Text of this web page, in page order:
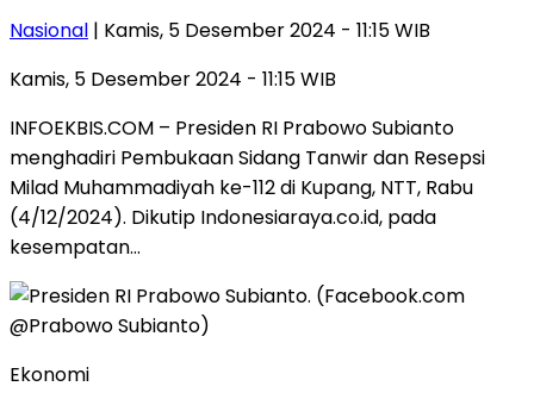
Nasional | Kamis, 5 Desember 2024 - 11:15 WIB
Kamis, 5 Desember 2024 - 11:15 WIB
INFOEKBIS.COM – Presiden RI Prabowo Subianto
menghadiri Pembukaan Sidang Tanwir dan Resepsi
Milad Muhammadiyah ke-112 di Kupang, NTT, Rabu
(4/12/2024). Dikutip Indonesiaraya.co.id, pada
kesempatan…
Ekonomi